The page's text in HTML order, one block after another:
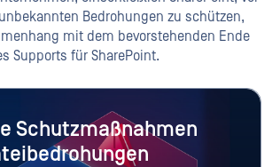
Bedrohungen zu schützen,
mit dem bevorstehenden Ende
Supports für SharePoint.
Schutzmaßnahmen